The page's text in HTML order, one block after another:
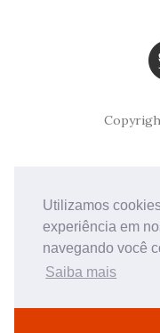
Utilizamos
experiência em
navegando você
Saiba mais